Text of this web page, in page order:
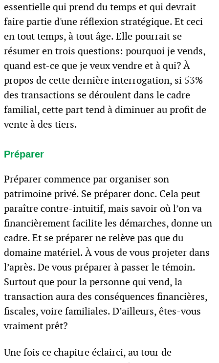
essentielle qui prend du temps et qui devrait
faire partie d'une réflexion stratégique. Et ceci
en tout temps, à tout âge. Elle pourrait se
résumer en trois questions: pourquoi je vends,
quand est-ce que je veux vendre et à qui? À
propos de cette dernière interrogation, si 53%
des transactions se déroulent dans le cadre
familial, cette part tend à diminuer au profit de
vente à des tiers.
Préparer
Préparer commence par organiser son
patrimoine privé. Se préparer donc. Cela peut
paraître contre-intuitif, mais savoir où l’on va
financièrement facilite les démarches, donne un
cadre. Et se préparer ne relève pas que du
domaine matériel. À vous de vous projeter dans
l’après. De vous préparer à passer le témoin.
Surtout que pour la personne qui vend, la
transaction aura des conséquences financières,
fiscales, voire familiales. D’ailleurs, êtes-vous
vraiment prêt?
Une fois ce chapitre éclairci, au tour de